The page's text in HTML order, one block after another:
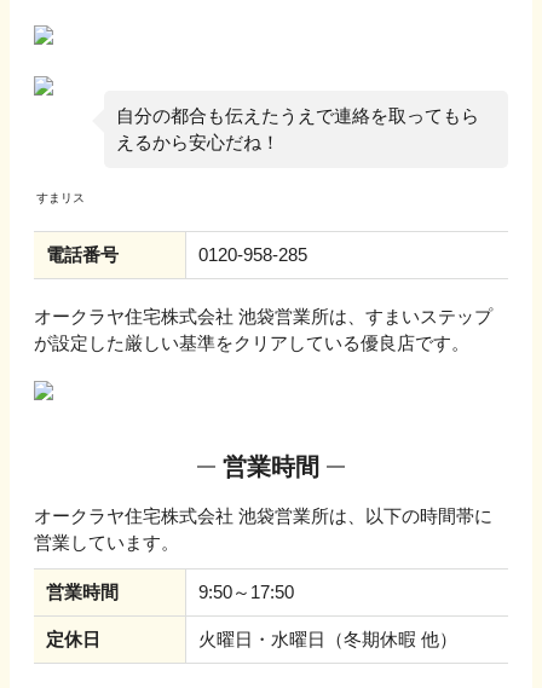
自分の都合も伝えたうえで連絡を取ってもら
えるから安心だね！
電話番号 0120-958-285
オークラヤ住宅株式会社 池袋営業所は、すまいステップ
が設定した厳しい基準をクリアしている優良店です。
営業時間
オークラヤ住宅株式会社 池袋営業所は、以下の時間帯に
営業しています。
営業時間 9:50～17:50
定休日 火曜日・水曜日（冬期休暇 他）